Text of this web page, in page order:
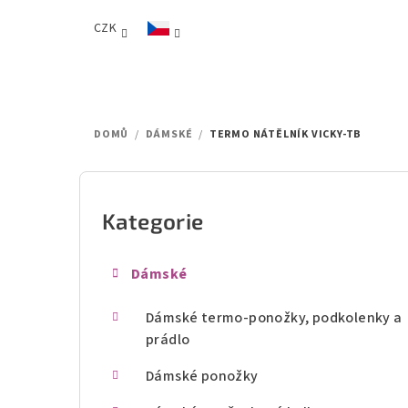
CZK
DOMŮ / DÁMSKÉ / TERMO NÁTĚLNÍK VICKY-TB
Přeskočit
kategorie
Kategorie
Dámské
Dámské termo-ponožky, podkolenky a
prádlo
Dámské ponožky